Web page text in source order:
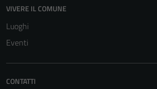
VIVERE IL COMUNE
Luoghi
Eventi
CONTATTI